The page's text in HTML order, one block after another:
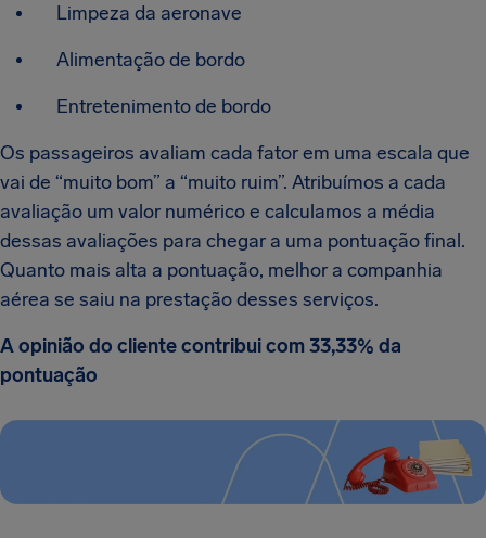
Limpeza da aeronave
Alimentação de bordo
Entretenimento de bordo
Os passageiros avaliam cada fator em uma escala que
vai de “muito bom” a “muito ruim”. Atribuímos a cada
avaliação um valor numérico e calculamos a média
dessas avaliações para chegar a uma pontuação final.
Quanto mais alta a pontuação, melhor a companhia
aérea se saiu na prestação desses serviços.
A opinião do cliente contribui com 33,33% da
pontuação